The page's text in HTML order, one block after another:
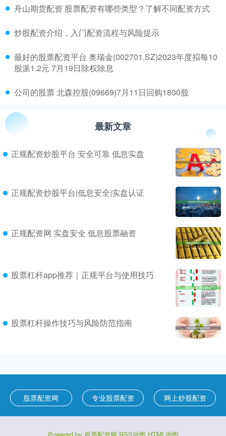
​舟山期货配资 股票配资有哪些类型？了解不同配资方式
​炒股配资介绍，入门配资流程与风险提示
​最好的股票配资平台 奥瑞金(002701.SZ)2023年度拟每10
股派1.2元 7月19日除权除息
​公司的股票 北森控股(09669)7月11日回购1800股
最新文章
正规配资炒股平台 安全可靠 低息实盘
正规配资炒股平台|低息安全|实盘认证
正规配资网 实盘安全 低息股票融资
股票杠杆app推荐｜正规平台与使用技巧
股票杠杆操作技巧与风险防范指南
股票配资网 专业股票配资 网上炒股配资